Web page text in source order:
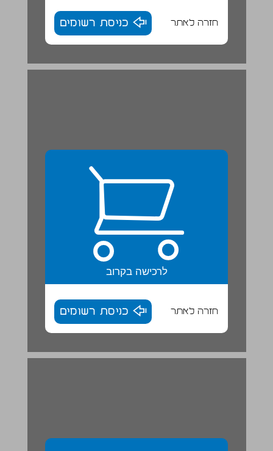
חזרה לאתר כניסת רשומים
לרכישה בקרוב
חזרה לאתר כניסת רשומים